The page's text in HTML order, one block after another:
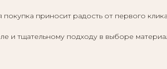
приносит радость от первого
и тщательному подходу в выборе